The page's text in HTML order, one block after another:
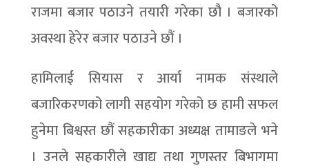
राजमा बजार पठाउने तयारी गरेका छौ । बजारको
अवस्था हेरेर बजार पठाउने छौं ।
हामिलाई सियास र आर्या नामक संस्थाले
बजारिकरणको लागी सहयोग गरेको छ हामी सफल
हुनेमा बिश्वस्त छौं सहकारीका अध्यक्ष तामाङले भने
। उनले सहकारीले खाद्य तथा गुणस्तर बिभागमा